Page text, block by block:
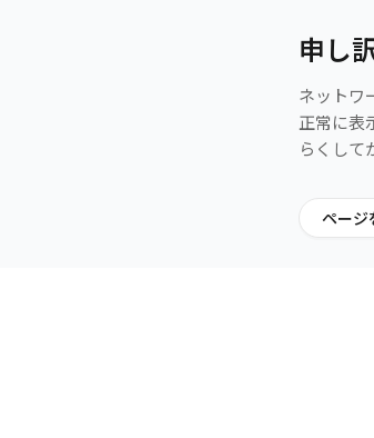
申し
ネットワ
正常に表
らくして
ページ